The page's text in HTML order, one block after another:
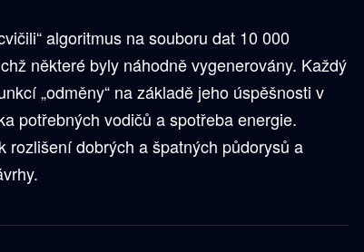
algoritmus na souboru dat 10 000
některé byly náhodně vygenerovány. Každý
„odměny“ na základě jeho úspěšnosti v
potřebných vodičů a spotřeba energie.
rozlišení dobrých a špatných půdorysů a